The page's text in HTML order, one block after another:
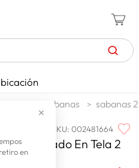
✕
en
cama sabanas sabanas
SKU:002481664
Estampado En Tela 2